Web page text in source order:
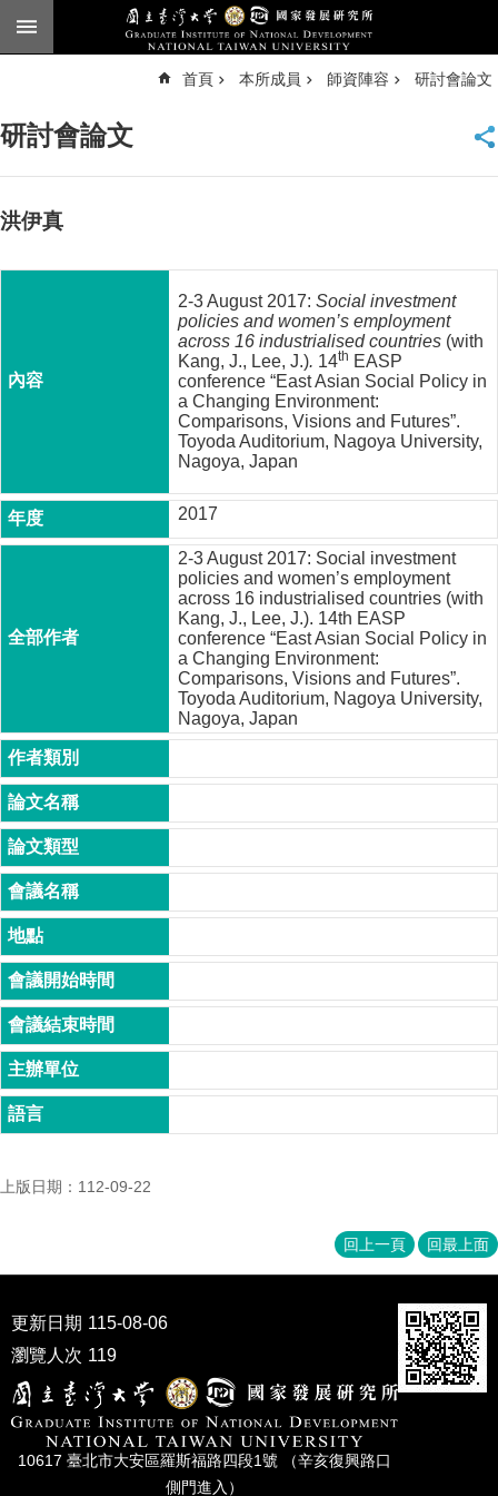
跳到主要內容區塊
臺
頁
所
所
成
員
班
在
職
專
班
學
術
研
究
國
家
發
展
研
究
期
口
學
會
首頁 本所成員 師資陣容 研討會論文
研討會論文
洪伊真
2-3 August 2017:Social investment
policies and women’s employment
across 16 industrialised countries (with
Kang, J., Lee, J.). 14th EASP
conference “East Asian Social Policy in
a Changing Environment:
Comparisons, Visions and Futures”.
Toyoda Auditorium, Nagoya University,
Nagoya, Japan
2017
2-3 August 2017: Social investment
policies and women’s employment
across 16 industrialised countries (with
Kang, J., Lee, J.). 14th EASP
conference “East Asian Social Policy in
a Changing Environment:
Comparisons, Visions and Futures”.
Toyoda Auditorium, Nagoya University,
Nagoya, Japan
上版日期：112-09-22
回上一頁 回最上面
更新日期 115-08-06
瀏覽人次 119
10617 臺北市⼤安區羅斯福路四段1號 （辛亥復興路⼝
側⾨進入）